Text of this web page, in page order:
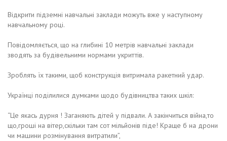
Відкрити підземні навчальні заклади можуть вже у наступному
навчальному році.
Повідомляється, що на глибині 10 метрів навчальні заклади
зводять за будівельними нормами укриттів.
Зроблять їх такими, щоб конструкція витримала ракетний удар.
Українці поділилися думками щодо будівництва таких шкіл:
“Це якась дурня ! Заганяють дітей у підвали. А закінчиться війна,то
що,гроші на вітер,скільки там сот мільйонів піде! Краще б на дрони
чи машини розмінування витратили”,